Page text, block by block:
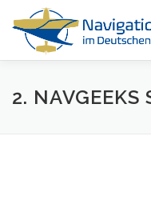
Inhalt
springen
HOME
2. NAVGEEKS